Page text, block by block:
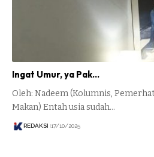
Ingat Umur, ya Pak…
Oleh: Nadeem (Kolumnis,
Makan) Entah usia sudah…
REDAKSI 17/10/2025